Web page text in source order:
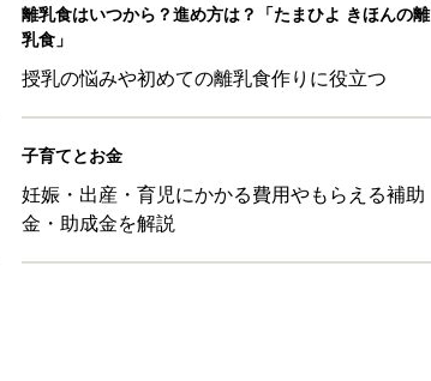
離乳食はいつから？進め方は？「たまひよ きほんの離
乳食」
授乳の悩みや初めての離乳食作りに役立つ
子育てとお金
妊娠・出産・育児にかかる費用やもらえる補助
金・助成金を解説